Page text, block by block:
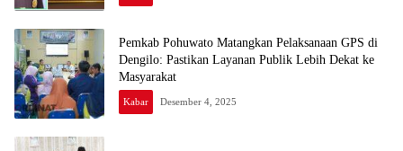
Pemkab Pohuwato Matangkan Pelaksanaan GPS di
Dengilo: Pastikan Layanan Publik Lebih Dekat ke
Masyarakat
Kabar Desember 4, 2025